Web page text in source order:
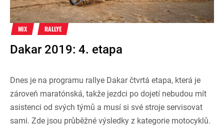
MIX RALLYE
Dakar 2019: 4. etapa
Dnes je na programu rallye Dakar čtvrtá etapa, která je
zároveň maratónská, takže jezdci po dojetí nebudou mít
asistenci od svých týmů a musí si své stroje servisovat
sami. Zde jsou průběžné výsledky z kategorie motocyklů.